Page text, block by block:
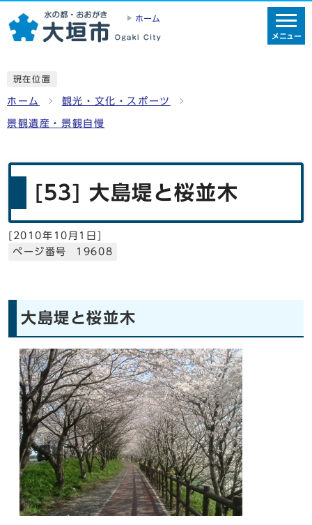
ホーム
メニュー
現在位置
ホーム 観光・文化・スポーツ
景観遺産・景観自慢
[53] 大島堤と桜並木
[ 2010年10月1日 ]
ページ番号 19608
大島堤と桜並木